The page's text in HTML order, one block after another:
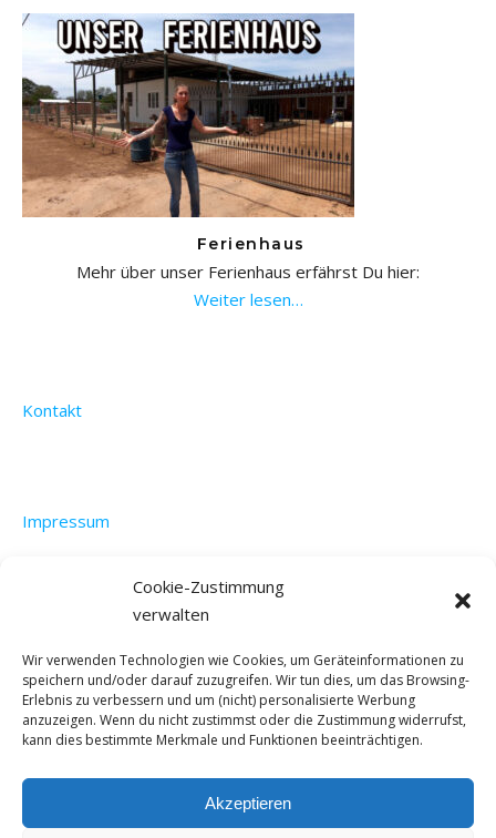
Cookie-Zustimmung
verwalten
Wir verwenden Technologien wie Cookies, um Geräteinformationen zu
speichern und/oder darauf zuzugreifen. Wir tun dies, um das Browsing-
Erlebnis zu verbessern und um (nicht) personalisierte Werbung
anzuzeigen. Wenn du nicht zustimmst oder die Zustimmung widerrufst,
kann dies bestimmte Merkmale und Funktionen beeinträchtigen.
Akzeptieren
Ferienhaus
Mehr über unser Ferienhaus erfährst Du hier:
Weiter lesen…
Kontakt
Impressum
©4feets2paraguay 2022 - All Rights Reserved. |